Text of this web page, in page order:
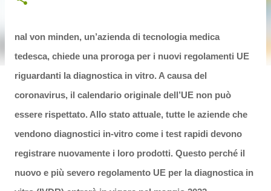
nal von minden, un’azienda di tecnologia medica
tedesca, chiede una proroga per i nuovi regolamenti UE
riguardanti la diagnostica in vitro. A causa del
coronavirus, il calendario originale dell’UE non può
essere rispettato. Allo stato attuale, tutte le aziende che
vendono diagnostici in-vitro come i test rapidi devono
registrare nuovamente i loro prodotti. Questo perché il
nuovo e più severo regolamento UE per la diagnostica in